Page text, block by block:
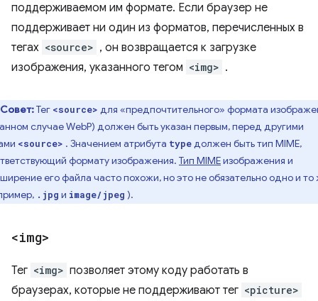
поддерживаемом им формате. Если браузер не
поддерживает ни один из форматов, перечисленных в
тегах <source> , он возвращается к загрузке
изображения, указанного тегом <img> .
Совет:Тег <source> для «предпочтительного» формата
случае WebP) должен быть указан первым, перед другими
<source> . Значением атрибута typeдолжен быть тип MIME,
формату изображения. Тип MIMEизображения и
его файла часто похожи, но это не обязательно одно и то
.jpg и image/jpeg ).
<img>
Тег <img> позволяет этому коду работать в
браузерах, которые не поддерживают тег <picture>